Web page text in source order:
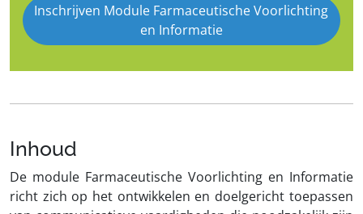
Inschrijven Module Farmaceutische Voorlichting
en Informatie
Inhoud
De module Farmaceutische Voorlichting en Informatie
richt zich op het ontwikkelen en doelgericht toepassen